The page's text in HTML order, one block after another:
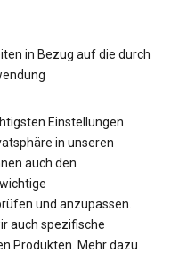
in Bezug auf die durch
Einstellungen
in unseren
auch den
und anzupassen.
auch spezifische
Produkten. Mehr dazu